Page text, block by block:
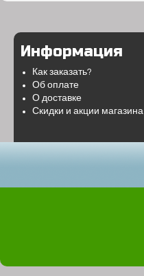
Информация
Как заказать?
Об оплате
О доставке
Скидки и акции магазина